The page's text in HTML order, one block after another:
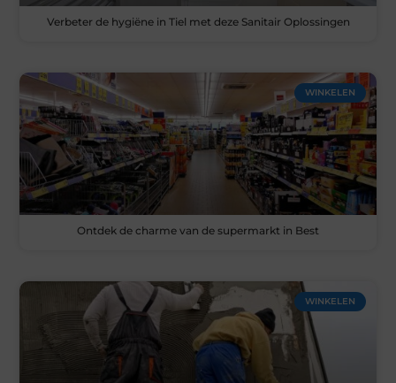
Verbeter de hygiëne in Tiel met deze Sanitair Oplossingen
WINKELEN
Ontdek de charme van de supermarkt in Best
WINKELEN